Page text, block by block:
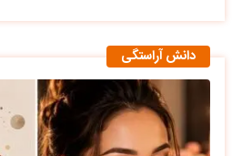
دانش آراستگی